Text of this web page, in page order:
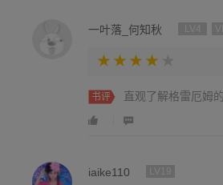
一叶落_何知秋
书评 直观了解格雷厄姆
iaike110